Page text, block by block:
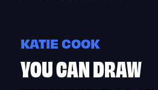
KATIE COOK
YOU CAN DRAW